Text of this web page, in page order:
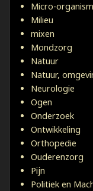
Micro-
Milieu
mixen
Mondzorg
Natuur
Natuur,
Neurologie
Ogen
Onderzoek
Ontwikkeling
Orthopedie
Ouderenzorg
Pijn
Politiek en